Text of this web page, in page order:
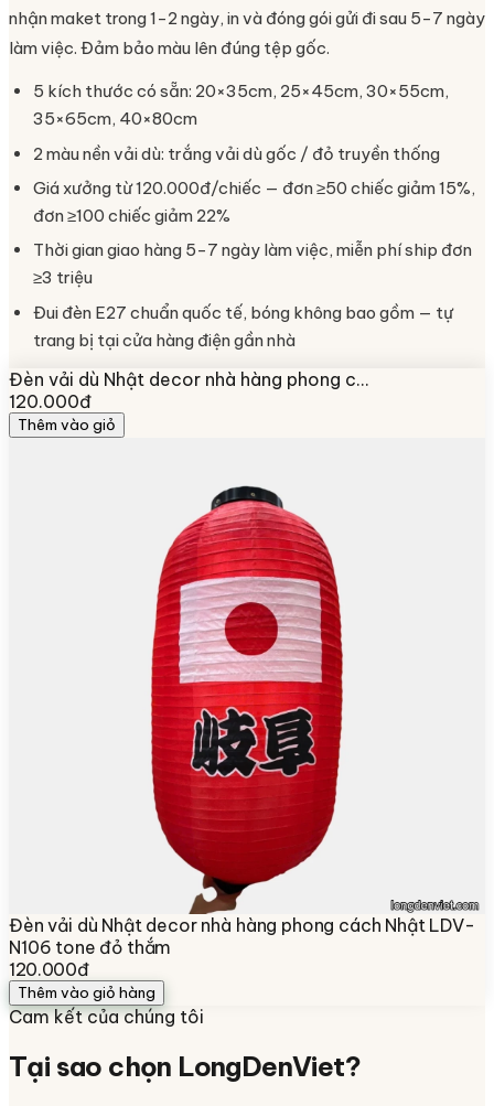
nhận maket trong 1-2 ngày, in và đóng gói gửi đi sau 5-7 ngày
làm việc. Đảm bảo màu lên đúng tệp gốc.
5 kích thước có sẵn: 20×35cm, 25×45cm, 30×55cm,
35×65cm, 40×80cm
2 màu nền vải dù: trắng vải dù gốc / đỏ truyền thống
Giá xưởng từ 120.000đ/chiếc — đơn ≥50 chiếc giảm 15%,
đơn ≥100 chiếc giảm 22%
Thời gian giao hàng 5-7 ngày làm việc, miễn phí ship đơn
≥3 triệu
Đui đèn E27 chuẩn quốc tế, bóng không bao gồm — tự
trang bị tại cửa hàng điện gần nhà
Đèn vải dù Nhật decor nhà hàng phong c…
120.000đ
Thêm vào giỏ
Đèn vải dù Nhật decor nhà hàng phong cách Nhật LDV-
N106 tone đỏ thắm
120.000đ
Thêm vào giỏ hàng
Cam kết của chúng tôi
Tại sao chọn LongDenViet?